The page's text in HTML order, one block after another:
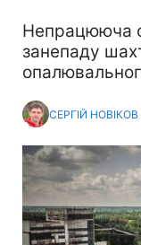
Непрацююча
занепаду
СЕРГІЙ НОВІКОВ